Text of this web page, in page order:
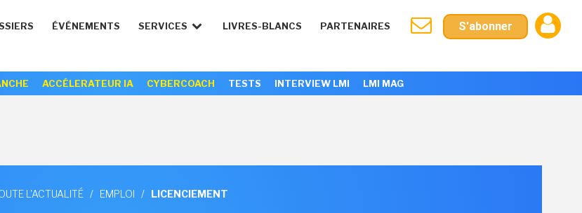
ÉVÉNEMENTS SERVICES LIVRES-BLANCS PARTENAIRES S'abonner
ACCÉLERATEUR IA CYBERCOACH TESTS INTERVIEW LMI LMI MAG
L'ACTUALITÉ / EMPLOI / LICENCIEMENT